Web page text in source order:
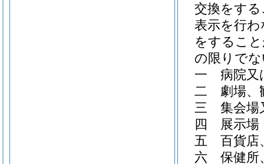
交換をす
表示を行
をするこ
の限りで
一
病院又
二
劇場、
三
集会場
四
展示場
五
百貨店
六
保健所